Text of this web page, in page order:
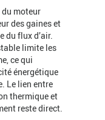
moteur
des gaines et
du flux d’air.
limite les
ce qui
énergétique
Le lien entre
thermique et
reste direct.